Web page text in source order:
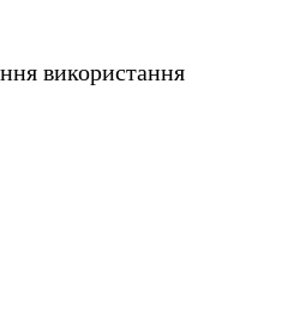
використання